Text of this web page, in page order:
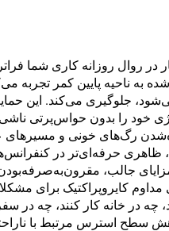
در روال روزانه کاری شما
به ناحیه پایین کمر تجربه
جلوگیری می‌کند. این
را بدون حواس‌پرتی
رگ‌های خونی و مسیرهای
حرفه‌ای‌تر در
جالب،
کایروپراکتیک برای
چه در خانه کار کنند، چه
سطح استرس مرتبط با